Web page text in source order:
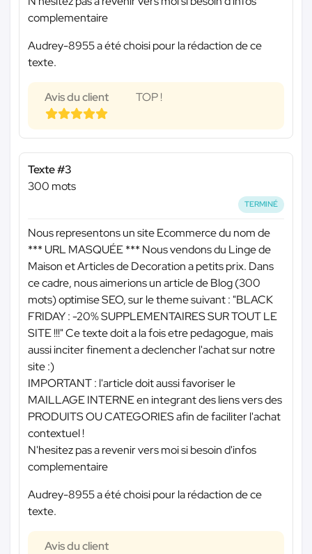
complementaire
Audrey-8955 a été choisi pour la rédaction de ce
texte.
Avis du client TOP !
Texte #3
300 mots
TERMINÉ
Nous representons un site Ecommerce du nom de
*** URL MASQUÉE *** Nous vendons du Linge de
Maison et Articles de Decoration a petits prix. Dans
ce cadre, nous aimerions un article de Blog (300
mots) optimise SEO, sur le theme suivant : "BLACK
FRIDAY : -20% SUPPLEMENTAIRES SUR TOUT LE
SITE !!!" Ce texte doit a la fois etre pedagogue, mais
aussi inciter finement a declencher l'achat sur notre
site :)
IMPORTANT : l'article doit aussi favoriser le
MAILLAGE INTERNE en integrant des liens vers des
PRODUITS OU CATEGORIES afin de faciliter l'achat
contextuel !
N'hesitez pas a revenir vers moi si besoin d'infos
complementaire
Audrey-8955 a été choisi pour la rédaction de ce
texte.
Avis du client